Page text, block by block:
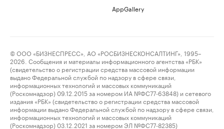
AppGallery
© ООО «БИЗНЕСПРЕСС», АО «РОСБИЗНЕСКОНСАЛТИНГ», 1995–
2026. Сообщения и материалы информационного агентства «РБК»
(свидетельство о регистрации средства массовой информации
выдано Федеральной службой по надзору в сфере связи,
информационных технологий и массовых коммуникаций
(Роскомнадзор) 09.12.2015 за номером ИА №ФС77-63848) и сетевого
издания «РБК» (свидетельство о регистрации средства массовой
информации выдано Федеральной службой по надзору в сфере связи,
информационных технологий и массовых коммуникаций
(Роскомнадзор) 03.12.2021 за номером ЭЛ №ФС77-82385)